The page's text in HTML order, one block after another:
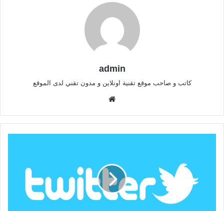
admin
كاتب و صاحب موقع تقنية اونلاين و مدون تقني لدى الموقع